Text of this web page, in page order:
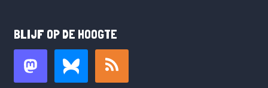
BLIJF OP DE HOOGTE